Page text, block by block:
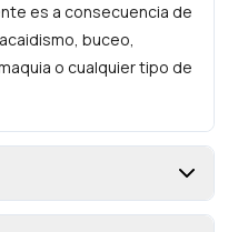
es a consecuencia de
buceo,
o cualquier tipo de